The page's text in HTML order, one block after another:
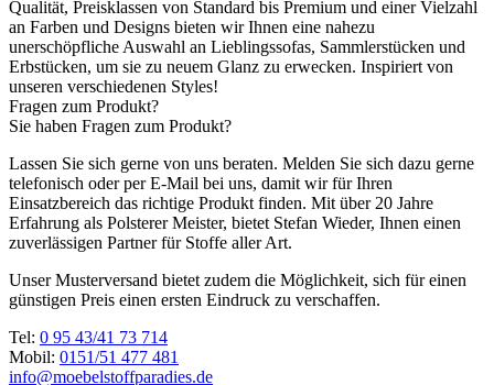
Qualität, Preisklassen von Standard bis Premium und einer Vielzahl
an Farben und Designs bieten wir Ihnen eine nahezu
unerschöpfliche Auswahl an Lieblingssofas, Sammlerstücken und
Erbstücken, um sie zu neuem Glanz zu erwecken. Inspiriert von
unseren verschiedenen Styles!
Fragen zum Produkt?
Sie haben Fragen zum Produkt?
Lassen Sie sich gerne von uns beraten. Melden Sie sich dazu gerne
telefonisch oder per E-Mail bei uns, damit wir für Ihren
Einsatzbereich das richtige Produkt finden. Mit über 20 Jahre
Erfahrung als Polsterer Meister, bietet Stefan Wieder, Ihnen einen
zuverlässigen Partner für Stoffe aller Art.
Unser Musterversand bietet zudem die Möglichkeit, sich für einen
günstigen Preis einen ersten Eindruck zu verschaffen.
Tel: 0 95 43/41 73 714
Mobil: 0151/51 477 481
info@moebelstoffparadies.de